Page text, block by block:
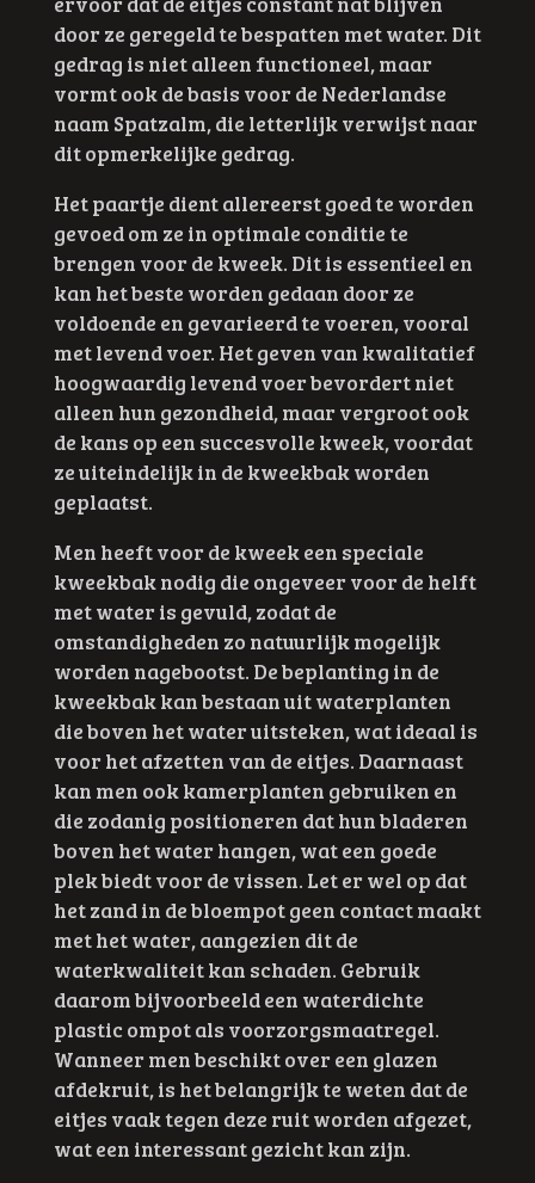
door ze geregeld te bespatten met water. Dit
gedrag is niet alleen functioneel, maar
vormt ook de basis voor de Nederlandse
naam Spatzalm, die letterlijk verwijst naar
dit opmerkelijke gedrag.
Het paartje dient allereerst goed te worden
gevoed om ze in optimale conditie te
brengen voor de kweek. Dit is essentieel en
kan het beste worden gedaan door ze
voldoende en gevarieerd te voeren, vooral
met levend voer. Het geven van kwalitatief
hoogwaardig levend voer bevordert niet
alleen hun gezondheid, maar vergroot ook
de kans op een succesvolle kweek, voordat
ze uiteindelijk in de kweekbak worden
geplaatst.
Men heeft voor de kweek een speciale
kweekbak nodig die ongeveer voor de helft
met water is gevuld, zodat de
omstandigheden zo natuurlijk mogelijk
worden nagebootst. De beplanting in de
kweekbak kan bestaan uit waterplanten
die boven het water uitsteken, wat ideaal is
voor het afzetten van de eitjes. Daarnaast
kan men ook kamerplanten gebruiken en
die zodanig positioneren dat hun bladeren
boven het water hangen, wat een goede
plek biedt voor de vissen. Let er wel op dat
het zand in de bloempot geen contact maakt
met het water, aangezien dit de
waterkwaliteit kan schaden. Gebruik
daarom bijvoorbeeld een waterdichte
plastic ompot als voorzorgsmaatregel.
Wanneer men beschikt over een glazen
afdekruit, is het belangrijk te weten dat de
eitjes vaak tegen deze ruit worden afgezet,
wat een interessant gezicht kan zijn.